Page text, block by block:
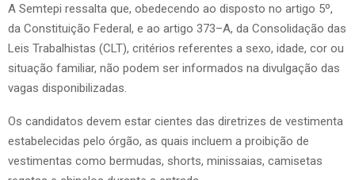
A Semtepi ressalta que, obedecendo ao disposto no artigo 5º,
da Constituição Federal, e ao artigo 373–A, da Consolidação das
Leis Trabalhistas (CLT), critérios referentes a sexo, idade, cor ou
situação familiar, não podem ser informados na divulgação das
vagas disponibilizadas.
Os candidatos devem estar cientes das diretrizes de vestimenta
estabelecidas pelo órgão, as quais incluem a proibição de
vestimentas como bermudas, shorts, minissaias, camisetas